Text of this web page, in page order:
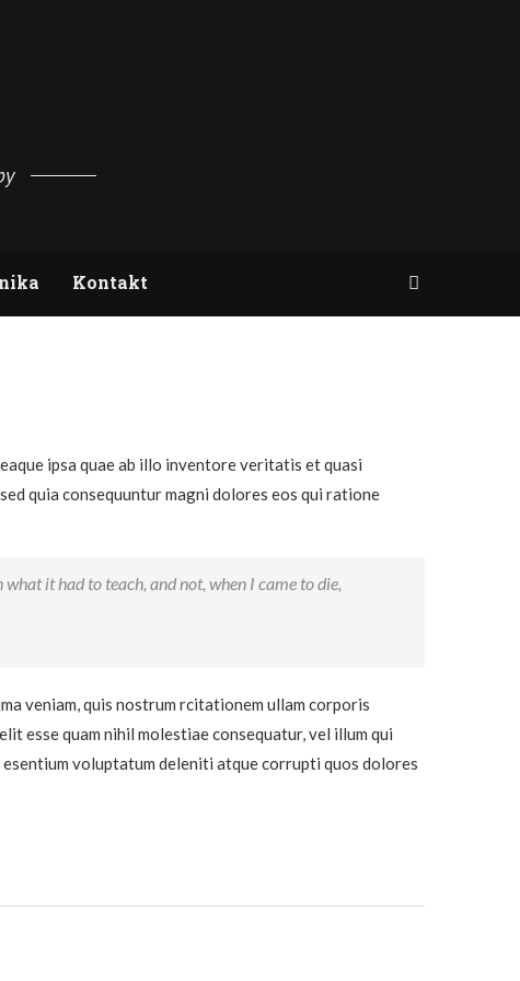
Kontakt
ipsa quae ab illo inventore veritatis et quasi
quia consequuntur magni dolores eos qui ratione
it had to teach, and not, when I came to die,
veniam, quis nostrum rcitationem ullam corporis
esse quam nihil molestiae consequatur, vel illum qui
voluptatum deleniti atque corrupti quos dolores